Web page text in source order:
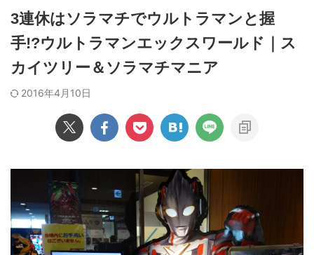
3連休はソラマチでウルトラマンと握
手!?ウルトラマンエックスワールド｜ス
カイツリー＆ソラマチマニア
2016年4月10日